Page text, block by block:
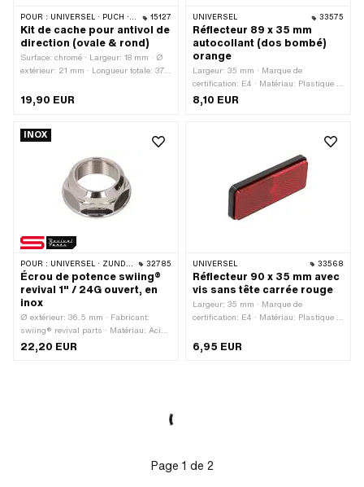
POUR : UNIVERSEL · PUCH · SACHS · PONY / CILO (BÊTA 521 & 512) 15127
Kit de cache pour antivol de
direction (ovale & rond)
Surface: chromé · Largeur: 18 mm · Ø
extérieur: 21 mm · Longueur totale: 37
19,90 EUR
UNIVERSEL 33575
Réflecteur 89 x 35 mm
autocollant (dos bombé)
orange
Largeur: 35 mm · Marque de
certification: E4 · Matériau: Plastique ·
Couleur: orange · Longueur totale: 85
8,10 EUR
INOX
POUR : UNIVERSEL · ZÜNDAPP BELMONDO 32785
Écrou de potence swiing®
revival 1" / 24G ouvert, en
inox
Ø extérieur: 36.5 mm · Fabricant:
swiing® revival parts · Matériau: Acier
chromé (couramment appelé Nirosta) ·
Surface: poli · Ø intérieur: 22.1 mm ·
22,20 EUR
UNIVERSEL 33568
Réflecteur 90 x 35 mm avec
vis sans tête carrée rouge
Largeur: 35 mm · Marque de
certification: E4 · Matériau: Plastique ·
mm · Type de fixation: Connecteur ·
Nombre de points de fixation: 1 pcs
6,95 EUR
Page 1 de 2